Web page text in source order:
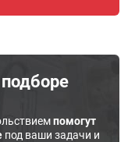
помогут
под ваши задачи и